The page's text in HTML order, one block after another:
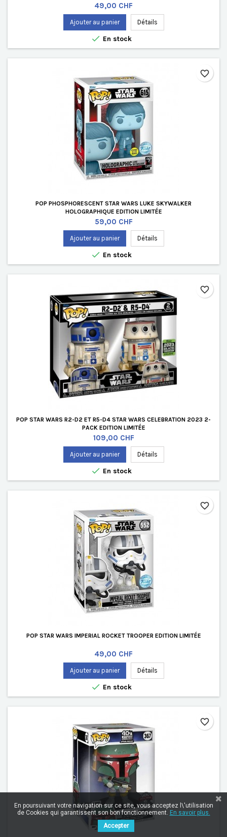
Prix
49,00 CHF
Ajouter au panier Détails
 En stock
POP PHOSPHORESCENT STAR WARS LUKE SKYWALKER
HOLOGRAPHIQUE EDITION LIMITÉE
Prix
59,00 CHF
Ajouter au panier Détails
 En stock
favorite_border
POP STAR WARS R2-D2 ET R5-D4 STAR WARS CELEBRATION 2023 2-
PACK EDITION LIMITÉE
Prix
109,00 CHF
Ajouter au panier Détails
 En stock
favorite_border
POP STAR WARS IMPERIAL ROCKET TROOPER EDITION LIMITÉE
Prix
49,00 CHF
Ajouter au panier Détails
 En stock
favorite_border
favorite_border
En poursuivant votre navigation sur ce site, vous acceptez l\'utilisation
de Cookies qui garantissent son bon fonctionnement. En savoir plus.
Accepter